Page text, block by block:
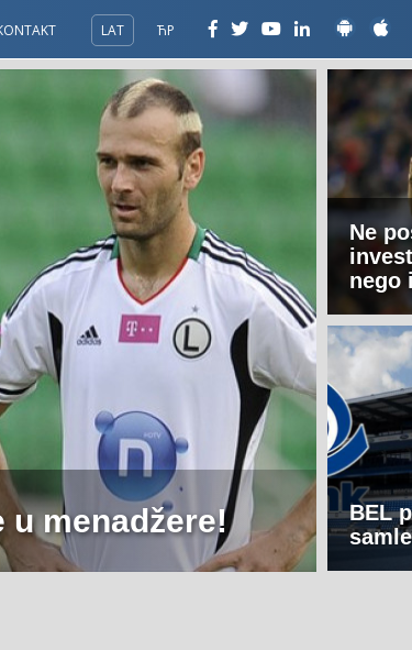
LAT ЋР
u menadžere!
Ne
nego
BEL